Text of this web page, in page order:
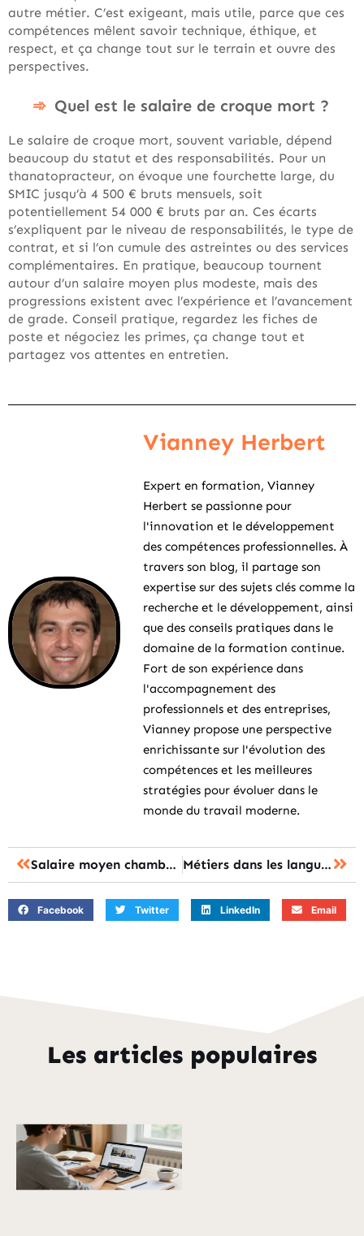
autre métier. C’est exigeant, mais utile, parce que ces
compétences mêlent savoir technique, éthique, et
respect, et ça change tout sur le terrain et ouvre des
perspectives.
Quel est le salaire de croque mort ?
Le salaire de croque mort, souvent variable, dépend
beaucoup du statut et des responsabilités. Pour un
thanatopracteur, on évoque une fourchette large, du
SMIC jusqu’à 4 500 € bruts mensuels, soit
potentiellement 54 000 € bruts par an. Ces écarts
s’expliquent par le niveau de responsabilités, le type de
contrat, et si l’on cumule des astreintes ou des services
complémentaires. En pratique, beaucoup tournent
autour d’un salaire moyen plus modeste, mais des
progressions existent avec l’expérience et l’avancement
de grade. Conseil pratique, regardez les fiches de
poste et négociez les primes, ça change tout et
partagez vos attentes en entretien.
Vianney Herbert
Expert en formation, Vianney
Herbert se passionne pour
l'innovation et le développement
des compétences professionnelles. À
travers son blog, il partage son
expertise sur des sujets clés comme la
recherche et le développement, ainsi
que des conseils pratiques dans le
domaine de la formation continue.
Fort de son expérience dans
l'accompagnement des
professionnels et des entreprises,
Vianney propose une perspective
enrichissante sur l'évolution des
compétences et les meilleures
stratégies pour évoluer dans le
monde du travail moderne.
Salaire moyen chambre d hote : le revenu attendu selon 3 scénarios Métiers dans les langues : les 10 carrières, salaires et formations
Facebook Twitter LinkedIn Email
Les articles populaires